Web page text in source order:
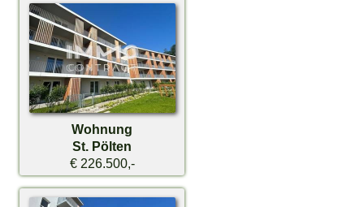
Wohnung
St. Pölten
€ 226.500,-